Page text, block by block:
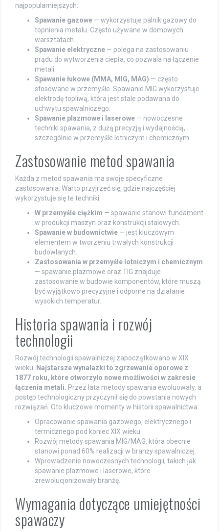
najpopularniejszych:
Spawanie gazowe — wykorzystuje palnik gazowy do
topnienia metalu. Często używane w domowych
warsztatach.
Spawanie elektryczne — polega na zastosowaniu
prądu do wytworzenia ciepła, co pozwala na łączenie
metali.
Spawanie łukowe (MMA, MIG, MAG) — często
stosowane w przemyśle. Spawanie MIG wykorzystuje
elektrodę topliwą, która jest stale podawana do
uchwytu spawalniczego.
Spawanie plazmowe i laserowe — nowoczesne
techniki spawania, z dużą precyzją i wydajnością,
szczególnie w przemyśle lotniczym i chemicznym.
Zastosowanie metod spawania
Każda z metod spawania ma swoje specyficzne
zastosowania. Warto przyjrzeć się, gdzie najczęściej
wykorzystuje się te techniki:
W przemyśle ciężkim — spawanie stanowi fundament
w produkcji maszyn oraz konstrukcji stalowych.
Spawanie w budownictwie — jest kluczowym
elementem w tworzeniu trwałych konstrukcji
budowlanych.
Zastosowania w przemyśle lotniczym i chemicznym
— spawanie plazmowe oraz TIG znajduje
zastosowanie w budowie komponentów, które muszą
być wyjątkowo precyzyjne i odporne na działanie
wysokich temperatur.
Historia spawania i rozwój
technologii
Rozwój technologii spawalniczej zapoczątkowano w XIX
wieku.
Najstarsze wynalazki to zgrzewanie oporowe z
1877 roku, które otworzyło nowe możliwości w zakresie
łączenia metali. Przez lata metody spawania ewoluowały, a
postęp technologiczny przyczynił się do powstania nowych
rozwiązań. Oto kluczowe momenty w historii spawalnictwa:
Opracowanie spawania gazowego, elektrycznego i
termicznego pod koniec XIX wieku.
Rozwój metody spawania MIG/MAG, która obecnie
stanowi ponad 60% realizacji w branży spawalniczej.
Wprowadzenie nowoczesnych technologii, takich jak
spawanie plazmowe i laserowe, które
zrewolucjonizowały branżę.
Wymagania dotyczące umiejętności
spawaczy